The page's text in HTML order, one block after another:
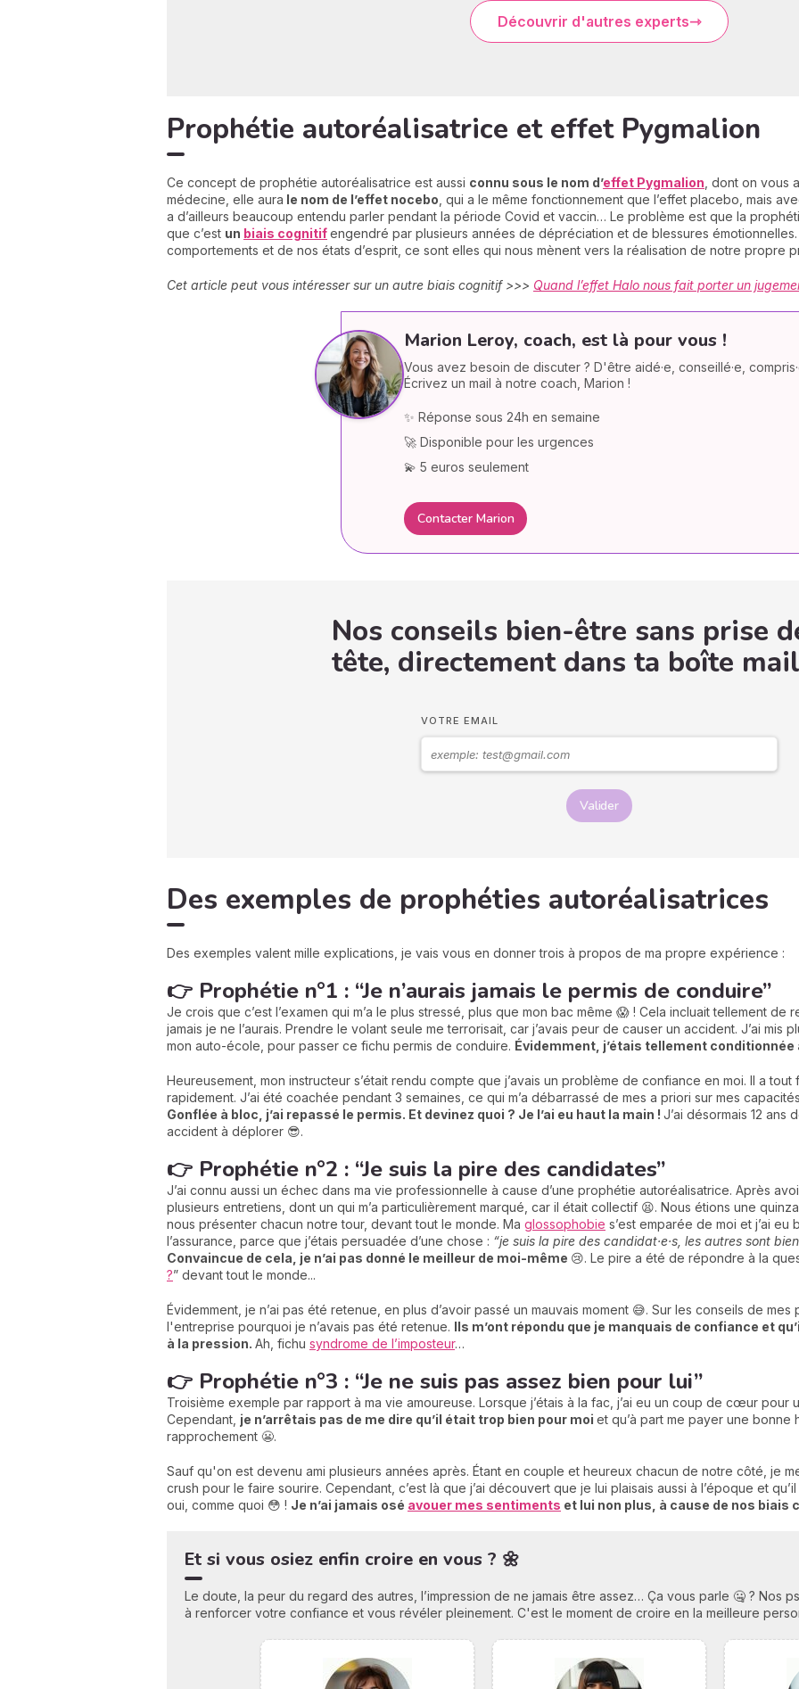
Découvrir d'autres experts
Prophétie autoréalisatrice et effet Pygmalion
Ce concept de prophétie autoréalisatrice est aussi connu sous le nom d’effet Pygmalion , dont on vous
médecine, elle aura le nom de l’effet nocebo , qui a le même fonctionnement que l’effet placebo, mais
a d’ailleurs beaucoup entendu parler pendant la période Covid et vaccin… Le problème est que la
que c’est un biais cognitifengendré par plusieurs années de dépréciation et de blessures
comportements et de nos états d’esprit, ce sont elles qui nous mènent vers la réalisation de notre propre
Cet article peut vous intéresser sur un autre biais cognitif >>> Quand l’effet Halo nous fait porter un
Marion Leroy, coach, est là pour vous !
Vous avez besoin de discuter ? D'être aidé·e, conseillé·e,
Écrivez un mail à notre coach, Marion !
✨ Réponse sous 24h en semaine
🚀 Disponible pour les urgences
💫 5 euros seulement
Contacter Marion
Nos conseils bien-être sans prise
tête, directement dans ta boîte
VOTRE EMAIL
Valider
Des exemples de prophéties autoréalisatrices
Des exemples valent mille explications, je vais vous en donner trois à propos de ma propre expérience :
👉 Prophétie n°1 : “Je n’aurais jamais le permis de conduire”
Je crois que c’est l’examen qui m’a le plus stressé, plus que mon bac même 😱 ! Cela incluait tellement de
jamais je ne l’aurais. Prendre le volant seule me terrorisait, car j’avais peur de causer un accident. J’ai mis
mon auto-école, pour passer ce fichu permis de conduire. Évidemment, j’étais tellement conditionnée
Heureusement, mon instructeur s’était rendu compte que j’avais un problème de confiance en moi. Il a
rapidement. J’ai été coachée pendant 3 semaines, ce qui m’a débarrassé de mes a priori sur mes
Gonflée à bloc, j’ai repassé le permis. Et devinez quoi ? Je l’ai eu haut la main ! J’ai désormais 12 ans
accident à déplorer 😎.
👉 Prophétie n°2 : “Je suis la pire des candidates”
J’ai connu aussi un échec dans ma vie professionnelle à cause d’une prophétie autoréalisatrice. Après
plusieurs entretiens, dont un qui m’a particulièrement marqué, car il était collectif 😫. Nous étions une
nous présenter chacun notre tour, devant tout le monde. Ma glossophobie s’est emparée de moi et j’ai
l’assurance, parce que j’étais persuadée d’une chose : “je suis la pire des candidat·e·s, les autres sont
Convaincue de cela, je n’ai pas donné le meilleur de moi-même 😢. Le pire a été de répondre à la
?” devant tout le monde...
Évidemment, je n’ai pas été retenue, en plus d’avoir passé un mauvais moment 😅. Sur les conseils de mes
l'entreprise pourquoi je n’avais pas été retenue. Ils m’ont répondu que je manquais de confiance et
à la pression. Ah, fichu syndrome de l’imposteur…
👉 Prophétie n°3 : “Je ne suis pas assez bien pour lui”
Troisième exemple par rapport à ma vie amoureuse. Lorsque j’étais à la fac, j’ai eu un coup de cœur pour
Cependant, je n’arrêtais pas de me dire qu’il était trop bien pour moi et qu’à part me payer une
rapprochement 😬.
Sauf qu'on est devenu ami plusieurs années après. Étant en couple et heureux chacun de notre côté, je
crush pour le faire sourire. Cependant, c’est là que j’ai découvert que je lui plaisais aussi à l’époque et
oui, comme quoi 😳 ! Je n’ai jamais osé avouer mes sentiments et lui non plus, à cause de nos biais
Et si vous osiez enfin croire en vous ? 🌼
Le doute, la peur du regard des autres, l’impression de ne jamais être assez… Ça vous parle 🤐 ? Nos
à renforcer votre confiance et vous révéler pleinement. C'est le moment de croire en la meilleure